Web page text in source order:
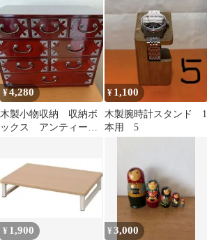
房 桐製 折りたたみ正座
天然木
け 木製 ハンドメイド
¥4,280
木製小物収納 収納ボ
ックス アンティー
¥ 1,100
木製腕時計スタンド 1
本用 5
¥ 1,900 ¥3,000